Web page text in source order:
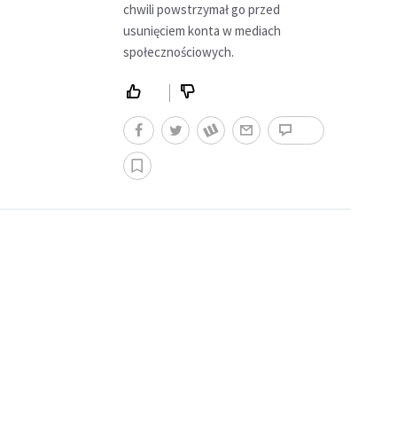
chwili powstrzymał go przed
usunięciem konta w mediach
społecznościowych.